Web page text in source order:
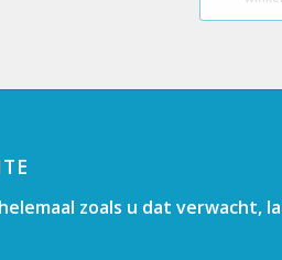
zoals u dat verwacht,